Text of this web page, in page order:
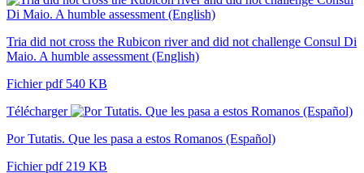
Tria did not cross the Rubicon river and did not challenge Consul Di
Maio. A humble assessment (English)
Fichier pdf 540 KB
Télécharger
Por Tutatis. Que les pasa a estos Romanos (Español)
Fichier pdf 219 KB